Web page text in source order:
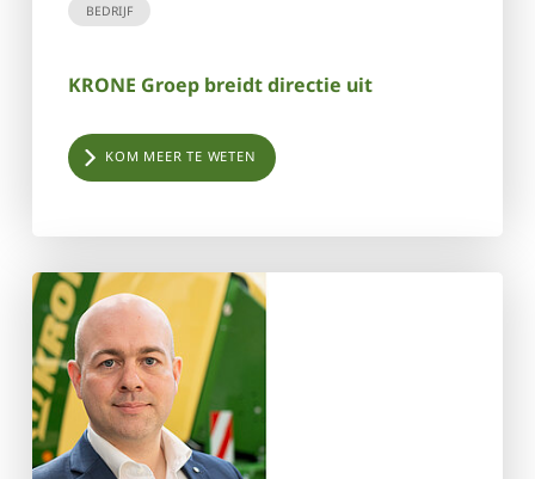
BEDRIJF
KRONE Groep breidt directie uit
KOM MEER TE WETEN